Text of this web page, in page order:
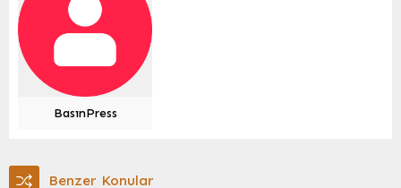
BasınPress
Benzer Konular